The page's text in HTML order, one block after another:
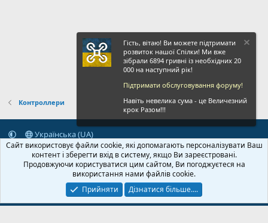
Контроллери
Українська (UA)
Зворотній зв'язок
Умови і правила
Політика конфіденційності
Дoпoмoга
Головна
R
S
S
© 2020-2026 FPVUA.ORG Розроблено:Magshifter
Гість, вітаю! Ви можете підтримати
розвиток нашої Спілки! Ми вже
зібрали 6894 гривні із необхідних 20
000 на наступний рік!
Підтримати обслуговування форуму!
Навіть невелика сума - це Величезний
крок Разом!!!
Сайт використовує файли cookie, які допомагають персоналізувати Ваш
контент і зберегти вхід в систему, якщо Ви зареєстровані.
Продовжуючи користуватися цим сайтом, Ви погоджуєтеся на
використання нами файлів cookie.
Прийняти
Дізнатися більше....